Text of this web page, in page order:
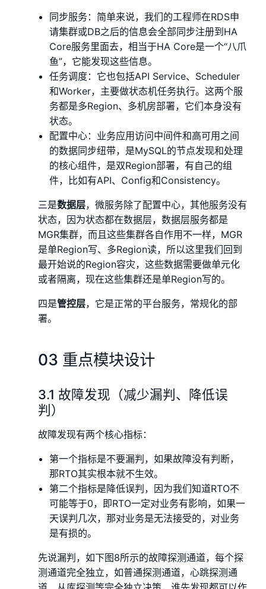
同步服务：简单来说，我们的工程师在RDS申
请集群或DB之后的信息会全部同步注册到HA
Core服务里面去，相当于HA Core是一个“八爪
鱼”，它能发现这些信息。
任务调度：它也包括API Service、Scheduler
和Worker，主要做状态机任务执行。这两个服
务都是多Region、多机房部署，它们本身没有
状态。
配置中心：业务应用访问中间件和高可用之间
的数据同步纽带，是MySQL的节点发现和处理
的核心组件，是双Region部署，有自己的组
件，比如有API、Config和Consistency。
三是数据层，微服务除了配置中心，其他服务没有
状态，因为状态都在数据层，数据层服务都是
MGR集群，而且这些集群各自作用不一样，MGR
是单Region写、多Region读，所以这里我们回到
最开始说的Region容灾，这些数据需要做单元化
或者隔离，现在这些集群还是单Region写的。
四是管控层，它是正常的平台服务，常规化的部
署。
03 重点模块设计
3.1 故障发现（减少漏判、降低误
判）
故障发现有两个核心指标：
第一个指标是不要漏判，如果故障没有判断，
那RTO其实根本就不生效。
第二个指标是降低误判，因为我们知道RTO不
可能等于0，即RTO一定对业务有影响，如果一
天误判几次，那对业务是无法接受的，对业务
是有损的。
先说漏判，如下图8所示的故障探测通道，每个探
测通道完全独立，如普通探测通道，心跳探测通